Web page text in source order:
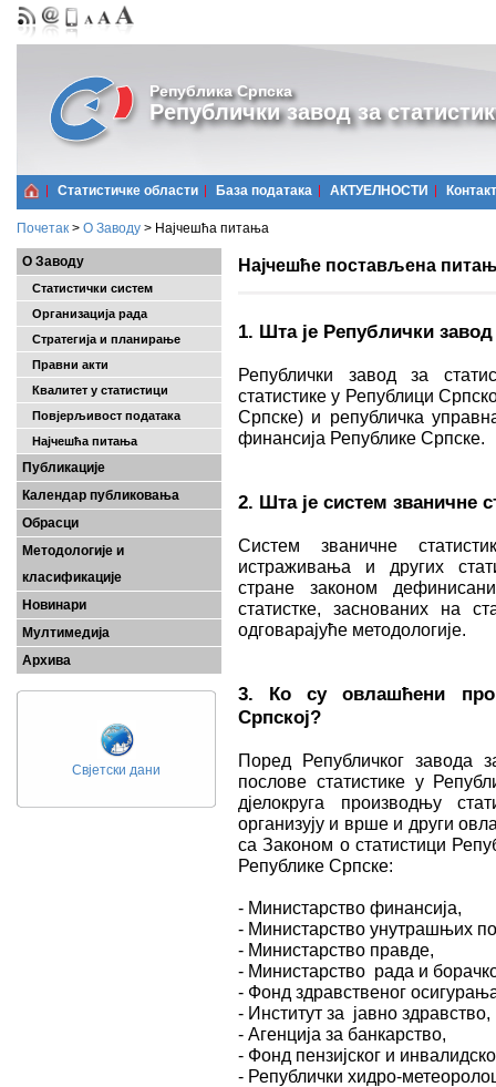
Република Српска
Републички завод за
Статистичке области Базa података АКТУЕЛНОСТИ Контакт
Почетак > О Заводу > Најчешћa питања
О Заводу
Статистички систем
Организација рада
Стратегија и планирање
Правни акти
Квалитет у статистици
Повјерљивост података
Најчешћa питања
Публикације
Календар публиковања
Обрасци
Методологије и
класификације
Новинари
Мултимедија
Архива
Свјетски дани
Најчешће постављена
1. Шта је Републички завод
Републички завод за
статистике у Републици
Српске) и републичка
финансија Републике Српске.
2. Шта је систем званичне
Систем званичне
истраживања и других
стране законом
статистке, заснованих на
одговарајуће методологије.
3. Ко су овлашћени
Српској?
Поред Републичког завода
послове статистике у
дјелокруга производњу
организују и врше и други
са Законом о статистици
Републике Српске:
- Министарство финансија,
- Министарство унутрашњих
- Министарство правде,
- Министарство рада и
- Фонд здравственог
- Институт за јавно здравство,
- Агенција за банкарство,
- Фонд пензијског и
- Републички хидро-